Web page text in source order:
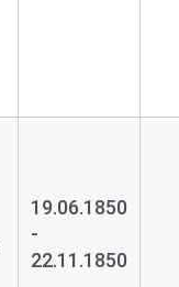
19.06.1850
-
22.11.1850